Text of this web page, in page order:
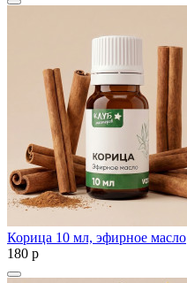
Корица 10 мл, эфирное масло
180 p